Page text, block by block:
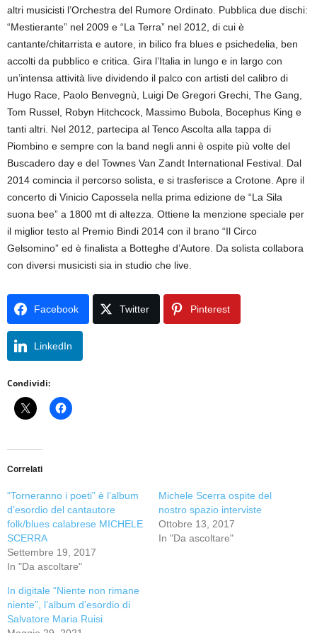
altri musicisti l’Orchestra del Rumore Ordinato. Pubblica due dischi:
“Mestierante” nel 2009 e “La Terra” nel 2012, di cui è
cantante/chitarrista e autore, in bilico fra blues e psichedelia, ben
accolti da pubblico e critica. Gira l’Italia in lungo e in largo con
un’intensa attività live dividendo il palco con artisti del calibro di
Hugo Race, Paolo Benvegnù, Luigi De Gregori Grechi, The Gang,
Tom Russel, Robyn Hitchcock, Massimo Bubola, Bocephus King e
tanti altri. Nel 2012, partecipa al Tenco Ascolta alla tappa di
Piombino e sempre con la band negli anni è ospite più volte del
Buscadero day e del Townes Van Zandt International Festival. Dal
2014 comincia il percorso solista, e si trasferisce a Crotone. Apre il
concerto di Vinicio Capossela nella prima edizione de “La Sila
suona bee” a 1800 mt di altezza. Ottiene la menzione speciale per
il miglior testo al Premio Bindi 2014 con il brano “Il Circo
Gelsomino” ed è finalista a Botteghe d’Autore. Da solista collabora
con diversi musicisti sia in studio che live.
Facebook Twitter Pinterest
LinkedIn
Condividi:
Correlati
“Torneranno i poeti” è l’album
d’esordio del cantautore
folk/blues calabrese MICHELE
SCERRA
Settembre 19, 2017
In "Da ascoltare"
Michele Scerra ospite del
nostro spazio interviste
Ottobre 13, 2017
In "Da ascoltare"
In digitale “Niente non rimane
niente”, l’album d’esordio di
Salvatore Maria Ruisi